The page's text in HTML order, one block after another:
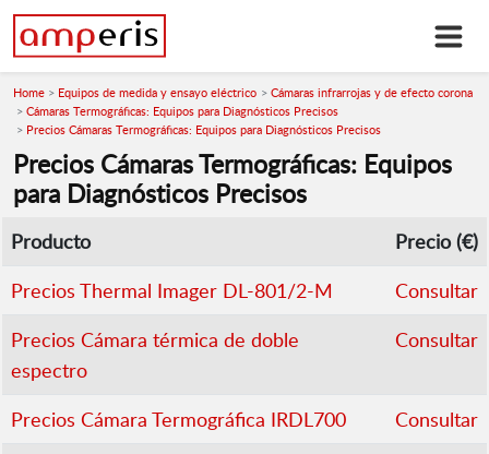
Home Equipos de medida y ensayo eléctrico
Cámaras infrarrojas y de efecto corona
Cámaras Termográficas: Equipos para Diagnósticos Precisos
Precios Cámaras Termográficas: Equipos para Diagnósticos Precisos
Precios Cámaras Termográficas: Equipos
para Diagnósticos Precisos
Producto
Precio (€)
Precios Thermal Imager DL-801/2-M
Consultar
Precios Cámara térmica de doble
espectro
Consultar
Precios Cámara Termográfica IRDL700
Consultar